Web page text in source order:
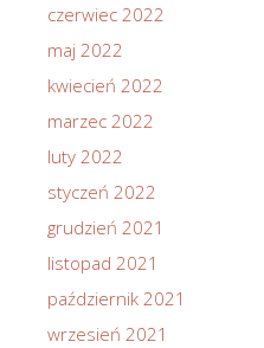
czerwiec 2022
maj 2022
kwiecień 2022
marzec 2022
luty 2022
styczeń 2022
grudzień 2021
listopad 2021
październik 2021
wrzesień 2021